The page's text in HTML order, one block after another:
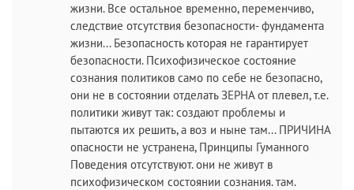
жизни. Все остальное временно, переменчиво,
следствие отсутствия безопасности- фундамента
жизни... Безопасность которая не гарантирует
безопасности. Психофизическое состояние
сознания политиков само по себе не безопасно,
они не в состоянии отделать ЗЕРНА от плевел, т.е.
политики живут так: создают проблемы и
пытаются их решить, а воз и ныне там... ПРИЧИНА
опасности не устранена, Принципы Гуманного
Поведения отсутствуют. они не живут в
психофизическом состоянии сознания. там.